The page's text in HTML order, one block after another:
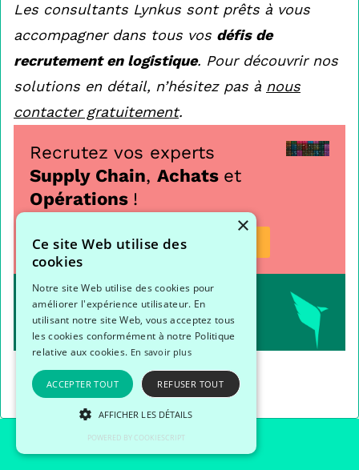
Les consultants Lynkus sont prêts à vous
accompagner dans tous vos défis de
recrutement en logistique. Pour découvrir nos
solutions en détail, n’hésitez pas à nous
contacter gratuitement.
Recrutez vos experts
Supply Chain, Achats et
Opérations !
Je recrute Je postule
Partager
×
Ce site Web utilise des
cookies
Notre site Web utilise des cookies pour
améliorer l'expérience utilisateur. En
utilisant notre site Web, vous acceptez tous
les cookies conformément à notre Politique
relative aux cookies. En savoir plus
ACCEPTER TOUT REFUSER TOUT
AFFICHER LES DÉTAILS
POWERED BY COOKIESCRIPT